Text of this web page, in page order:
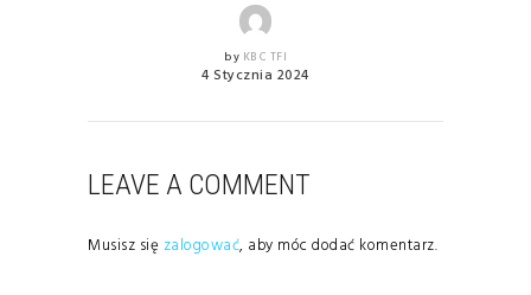
by KBC TFI
4 Stycznia 2024
LEAVE A COMMENT
Musisz się zalogować, aby móc dodać komentarz.